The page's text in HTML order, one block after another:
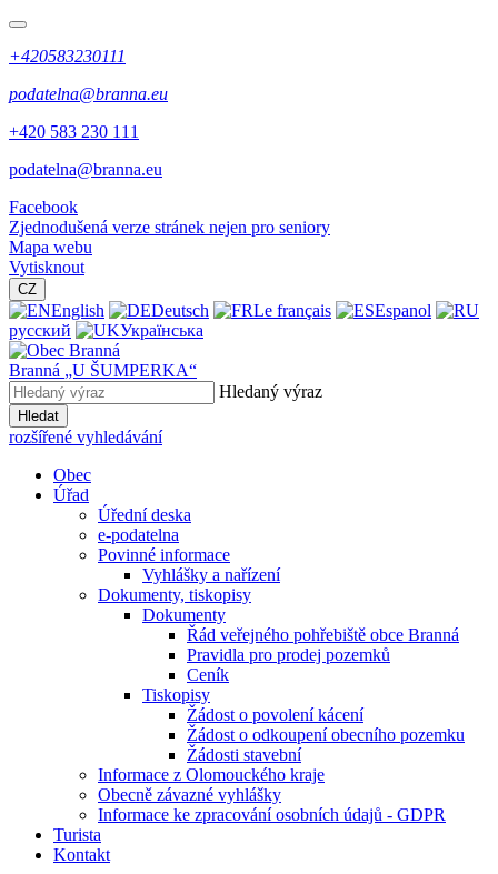
+420583230111
podatelna@branna.eu
+420 583 230 111
podatelna@branna.eu
Facebook
Zjednodušená verze stránek nejen pro seniory
Mapa webu
Vytisknout
CZ
English Deutsch Le français
Espanol
русский
Українська
Branná „U ŠUMPERKA“
Hledaný výraz
Hledat
rozšířené vyhledávání
Obec
Úřad
Úřední deska
e-podatelna
Povinné informace
Vyhlášky a nařízení
Dokumenty, tiskopisy
Dokumenty
Řád veřejného pohřebiště obce Branná
Pravidla pro prodej pozemků
Ceník
Tiskopisy
Žádost o povolení kácení
Žádost o odkoupení obecního pozemku
Žádosti stavební
Informace z Olomouckého kraje
Obecně závazné vyhlášky
Informace ke zpracování osobních údajů - GDPR
Turista
Kontakt